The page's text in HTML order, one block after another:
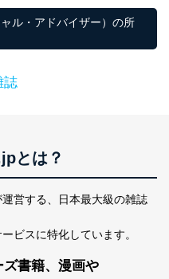
ル・アドバイザー）の所
誌
とは？
営する、
日本最大級の雑誌
ビスに特化しています。
書籍、漫画や